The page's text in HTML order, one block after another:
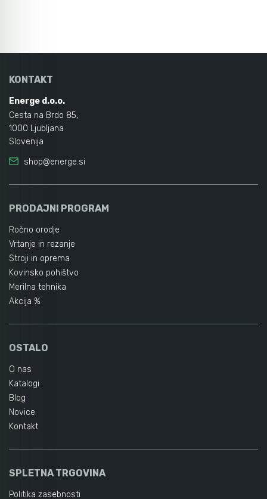
KONTAKT
Energe d.o.o.
Cesta na Brdo 85,
1000 Ljubljana
Slovenija
shop@energe.si
PRODAJNI PROGRAM
Ročno orodje
Vrtanje in rezanje
Stroji in oprema
Kovinsko pohištvo
Merilna tehnika
Akcija %
OSTALO
O nas
Katalogi
Blog
Novice
Kontakt
SPLETNA TRGOVINA
Politika zasebnosti